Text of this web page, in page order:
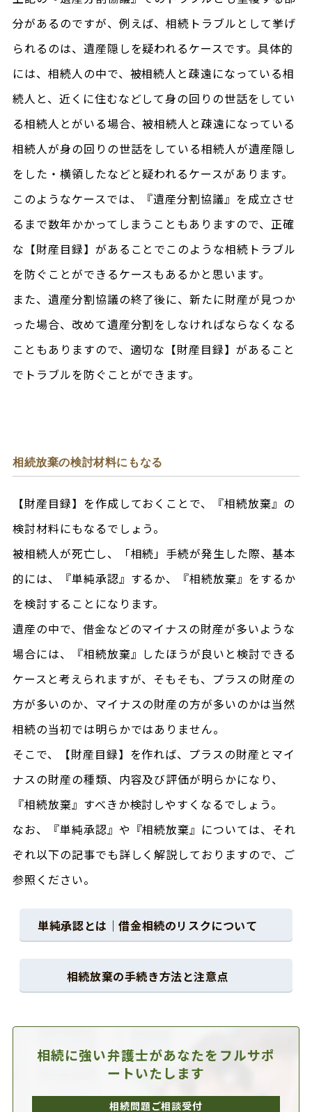
分があるのですが、例えば、相続トラブルとして挙げ
られるのは、遺産隠しを疑われるケースです。具体的
には、相続人の中で、被相続人と疎遠になっている相
続人と、近くに住むなどして身の回りの世話をしてい
る相続人とがいる場合、被相続人と疎遠になっている
相続人が身の回りの世話をしている相続人が遺産隠し
をした・横領したなどと疑われるケースがあります。
このようなケースでは、『遺産分割協議』を成立させ
るまで数年かかってしまうこともありますので、正確
な【財産目録】があることでこのような相続トラブル
を防ぐことができるケースもあるかと思います。
また、遺産分割協議の終了後に、新たに財産が見つか
った場合、改めて遺産分割をしなければならなくなる
こともありますので、適切な【財産目録】があること
でトラブルを防ぐことができます。
相続放棄の検討材料にもなる
【財産目録】を作成しておくことで、『相続放棄』の
検討材料にもなるでしょう。
被相続人が死亡し、「相続」手続が発生した際、基本
的には、『単純承認』するか、『相続放棄』をするか
を検討することになります。
遺産の中で、借金などのマイナスの財産が多いような
場合には、『相続放棄』したほうが良いと検討できる
ケースと考えられますが、そもそも、プラスの財産の
方が多いのか、マイナスの財産の方が多いのかは当然
相続の当初では明らかではありません。
そこで、【財産目録】を作れば、プラスの財産とマイ
ナスの財産の種類、内容及び評価が明らかになり、
『相続放棄』すべきか検討しやすくなるでしょう。
なお、『単純承認』や『相続放棄』については、それ
ぞれ以下の記事でも詳しく解説しておりますので、ご
参照ください。
単純承認とは｜借金相続のリスクについて
相続放棄の手続き方法と注意点
相続に強い弁護士があなたを フルサポ
ートいたします
相続問題ご相談受付